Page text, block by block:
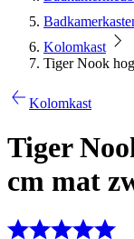
Kolomkast
Tiger Nook
Kolomkast
Tiger
cm mat